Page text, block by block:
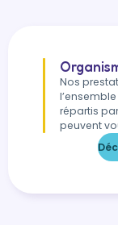
Nos
répartis
peuvent